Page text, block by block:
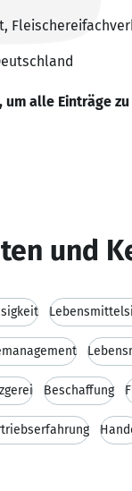
um alle Einträge
und
Beschaffung